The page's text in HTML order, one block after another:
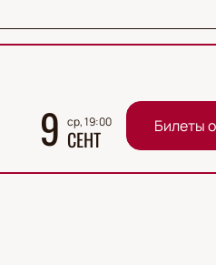
9 ср, 19:00
СЕНТ Билеты